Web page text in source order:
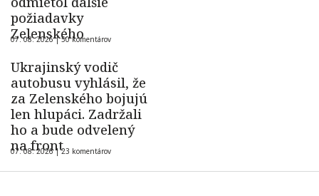
požiadavky
Zelenského
07. 08. 2026 |50 komentárov
Ukrajinský vodič
autobusu vyhlásil, že
za Zelenského bojujú
len hlupáci. Zadržali
ho a bude odvelený
na front
07. 08. 2026 |23 komentárov